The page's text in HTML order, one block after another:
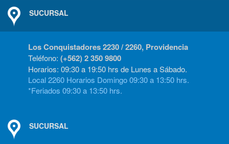
SUCURSAL
Los Conquistadores 2230 / 2260, Providencia
Teléfono: (+562) 2 350 9800
Horarios: 09:30 a 19:50 hrs de Lunes a Sábado.
Local 2260 Horarios Domingo 09:30 a 13:50 hrs.
*Feriados 09:30 a 13:50 hrs.
SUCURSAL